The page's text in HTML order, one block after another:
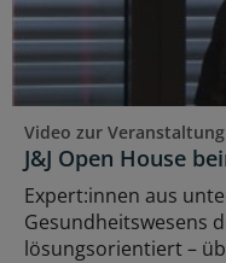
Video zur Veranstaltung
J&J Open House
Expert:innen aus
Gesundheitswesens
lösungsorientiert –